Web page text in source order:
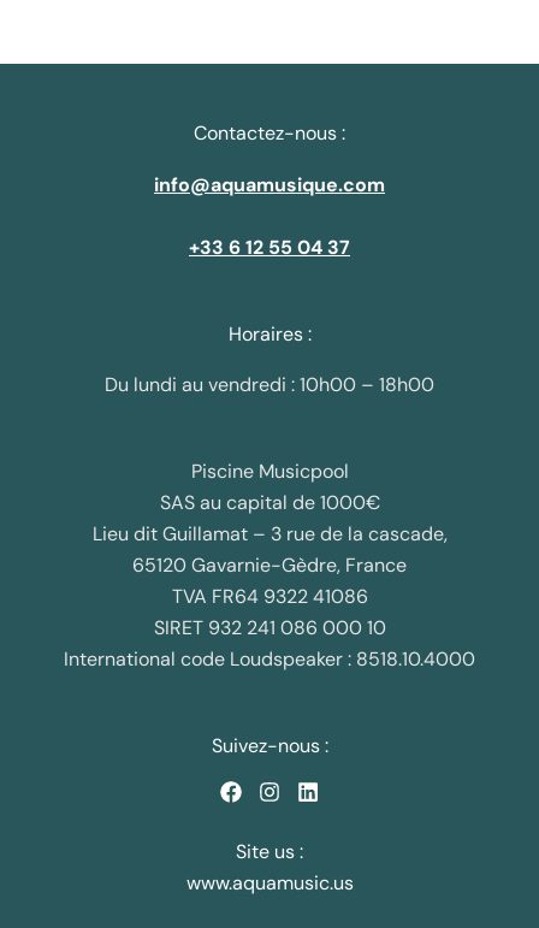
Contactez-nous :
info@aquamusique.com
+33 6 12 55 04 37
Horaires :
Du lundi au vendredi : 10h00 – 18h00
Piscine Musicpool
SAS au capital de 1000€
Lieu dit Guillamat – 3 rue de la cascade,
65120 Gavarnie-Gèdre, France
TVA FR64 9322 41086
SIRET 932 241 086 000 10
International code Loudspeaker : 8518.10.4000
Suivez-nous :
Site us :
www.aquamusic.us